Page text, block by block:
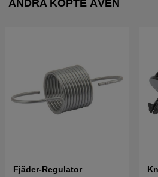
ANDRA KÖPTE ÄVEN
Fjäder-Regulator